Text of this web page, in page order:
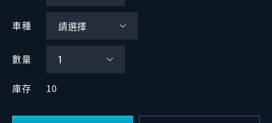
車種
數量
庫存 10